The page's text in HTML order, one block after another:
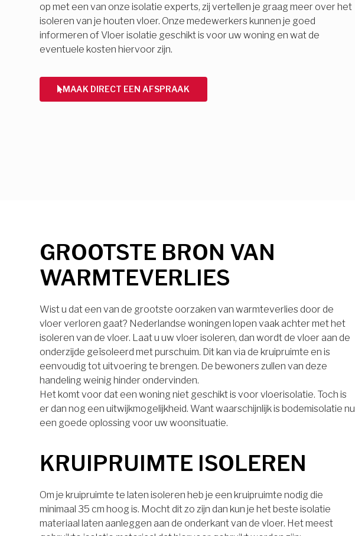
op met een van onze isolatie experts, zij vertellen je graag meer over het
isoleren van je houten vloer. Onze medewerkers kunnen je goed
informeren of Vloer isolatie geschikt is voor uw woning en wat de
eventuele kosten hiervoor zijn.
MAAK DIRECT EEN AFSPRAAK
GROOTSTE BRON VAN
WARMTEVERLIES
Wist u dat een van de grootste oorzaken van warmteverlies door de
vloer verloren gaat? Nederlandse woningen lopen vaak achter met het
isoleren van de vloer. Laat u uw vloer isoleren, dan wordt de vloer aan de
onderzijde geïsoleerd met purschuim. Dit kan via de kruipruimte en is
eenvoudig tot uitvoering te brengen. De bewoners zullen van deze
handeling weinig hinder ondervinden.
Het komt voor dat een woning niet geschikt is voor vloerisolatie. Toch is
er dan nog een uitwijkmogelijkheid. Want waarschijnlijk is bodemisolatie nu
een goede oplossing voor uw woonsituatie.
KRUIPRUIMTE ISOLEREN
Om je kruipruimte te laten isoleren heb je een kruipruimte nodig die
minimaal 35 cm hoog is. Mocht dit zo zijn dan kun je het beste isolatie
materiaal laten aanleggen aan de onderkant van de vloer. Het meest